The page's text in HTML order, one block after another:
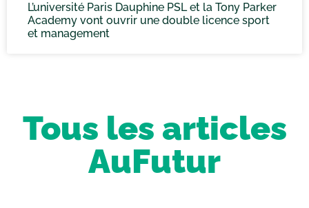
L’université Paris Dauphine PSL et la Tony Parker
Academy vont ouvrir une double licence sport
et management
Tous les articles
AuFutur